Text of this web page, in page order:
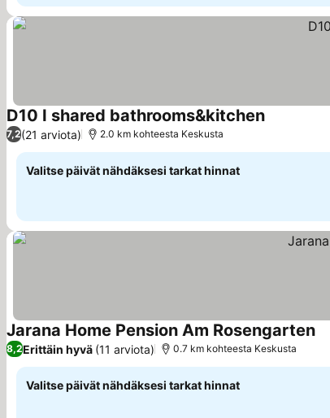
D10 I shared bathrooms&kitchen
7,2(21 arviota) 2.0 km kohteesta Keskusta
Valitse päivät nähdäksesi tarkat hinnat
Jarana Home Pension Am Rosengarten
8,2Erittäin hyvä (11 arviota) 0.7 km kohteesta Keskusta
Valitse päivät nähdäksesi tarkat hinnat